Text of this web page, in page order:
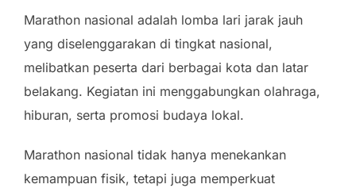
Marathon nasional adalah lomba lari jarak jauh
yang diselenggarakan di tingkat nasional,
melibatkan peserta dari berbagai kota dan latar
belakang. Kegiatan ini menggabungkan olahraga,
hiburan, serta promosi budaya lokal.
Marathon nasional tidak hanya menekankan
kemampuan fisik, tetapi juga memperkuat